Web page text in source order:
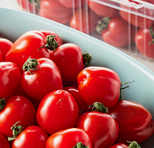
주문/배송 고객센터